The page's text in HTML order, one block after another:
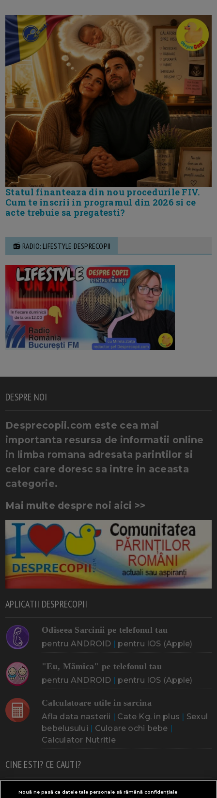
Statul finanteaza din nou procedurile FIV.
Cum te inscrii in programul din 2026 si ce
acte trebuie sa pregatesti?
📻 RADIO: LIFESTYLE DESPRECOPII
DESPRE NOI
Desprecopii.com este cea mai
importanta resursa de informatii online
in limba romana adresata parintilor si
celor care doresc sa intre in aceasta
categorie.
Mai multe despre noi aici >>
APLICATII DESPRECOPII
Odiseea Sarcinii pe telefonul tau
pentru ANDROID | pentru IOS (Apple)
"Eu, Mămica" pe telefonul tau
pentru ANDROID | pentru IOS (Apple)
Calculatoare utile in sarcina
Afla data nasterii | Cate Kg. in plus | Sexul
bebelusului | Culoare ochi bebe |
Calculator Nutritie
CINE ESTI? CE CAUTI?
Doresc un copil Adoptia Probleme cu sarcina
Nouă ne pasă ca datele tale personale să rămână confidențiale